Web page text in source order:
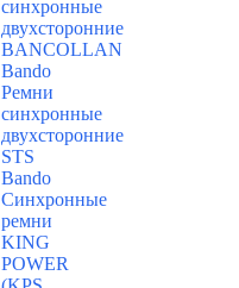
синхронные
двухсторонние
BANCOLLAN
Bando
Ремни
синхронные
двухсторонние
STS
Bando
Синхронные
ремни
KING
POWER